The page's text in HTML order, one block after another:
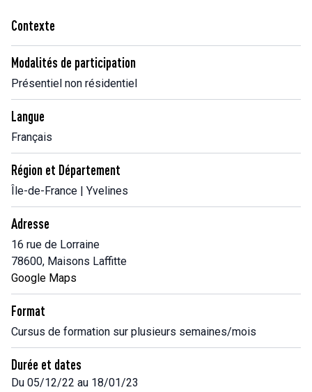
Contexte
Modalités de participation
Présentiel non résidentiel
Langue
Français
Région et Département
Île-de-France | Yvelines
Adresse
16 rue de Lorraine
78600, Maisons Laffitte
Google Maps
Format
Cursus de formation sur plusieurs semaines/mois
Durée et dates
Du 05/12/22 au 18/01/23